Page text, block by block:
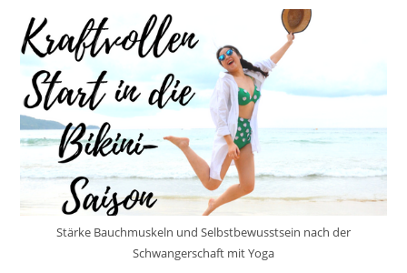
Im
Kundalini-
Yoga
Stärke Bauchmuskeln und Selbstbewusstsein nach der
Schwangerschaft mit Yoga